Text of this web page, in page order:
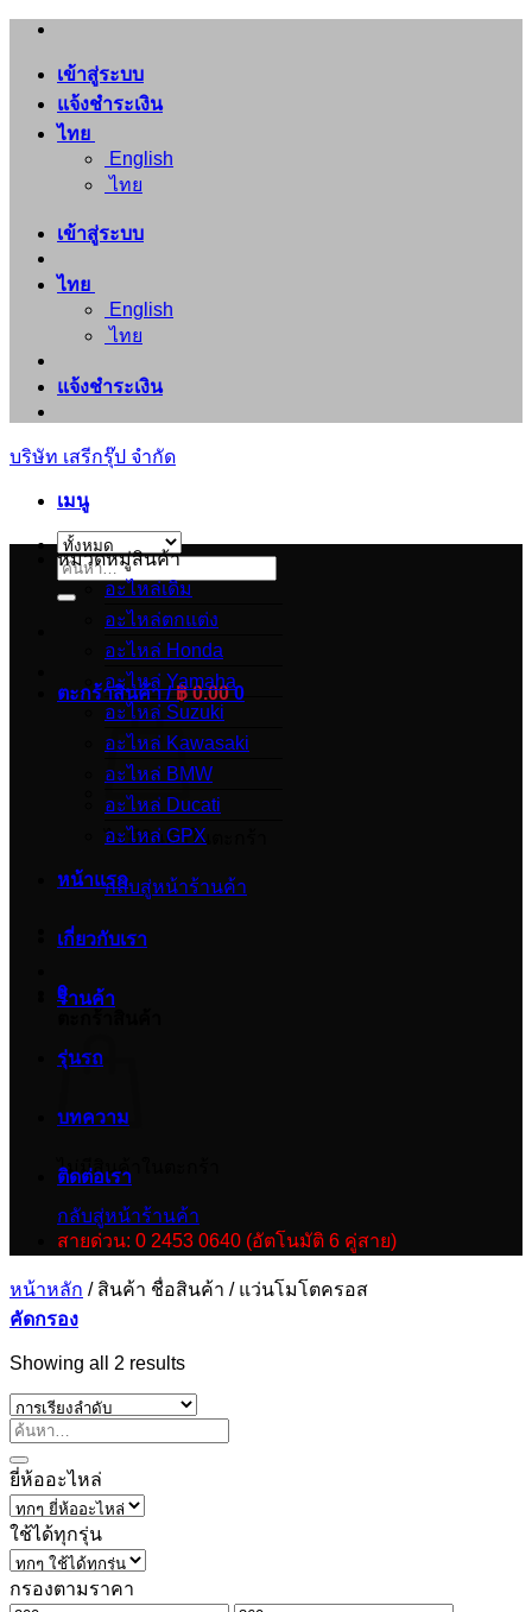
ข้าม
เนื้อหา
เข้าสู่ระบบ
แจ้งชำระเงิน
ไทย
English
ไทย
เข้าสู่ระบบ
ไทย
English
ไทย
แจ้งชำระเงิน
บริษัท เสรีกรุ๊ป จำกัด
เมนู
ค้นหา:
ตะกร้าสินค้า /฿0.00 0
ไม่มีสินค้าในตะกร้า
กลับสู่หน้าร้านค้า
0
ไม่มีสินค้าในตะกร้า
กลับสู่หน้าร้านค้า
หมวดหมู่สินค้า
อะไหล่เดิม
อะไหล่ตกแต่ง
อะไหล่ Honda
อะไหล่ Yamaha
อะไหล่ Suzuki
อะไหล่ Kawasaki
อะไหล่ BMW
อะไหล่ Ducati
อะไหล่ GPX
หน้าแรก
เกี่ยวกับเรา
ร้านค้า
รุ่นรถ
บทความ
ติดต่อเรา
สายด่วน: 0 2453 0640 (อัตโนมัติ 6 คู่สาย)
หน้าหลัก /สินค้า ชื่อสินค้า /แว่นโมโตครอส
คัดกรอง
Showing all 2 results
ยี่ห้ออะไหล่
ใช้ได้ทุกรุ่น
กรองตามราคา